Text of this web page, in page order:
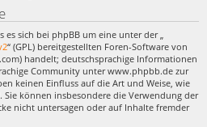
es sich bei phpBB um eine unter der „
“ (GPL) bereitgestellten Foren-Software von
handelt; deutschsprachige Informationen
Community unter www.phpbb.de zur
keinen Einfluss auf die Art und Weise, wie
können insbesondere die Verwendung der
nicht untersagen oder auf Inhalte fremder